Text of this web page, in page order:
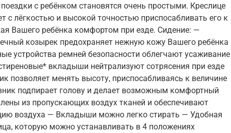
с ребёнком становятся очень простыми. Креслице
с лёгкостью и высокой точностью приспосабливать его к
Вашего ребёнка комфортом при езде. Сидение: —
козырек предохраняет нежную кожу Вашего ребёнка
устройства ремней безопасности облегчают усаживание
вкладыши нейтрализуют сотрясения при езде
позволяет менять высоту, приспосабливаясь к величине
подпирает голову и делает возможным комфортный
из пропускающих воздух тканей и обеспечивают
воздуха — Вкладыши можно легко стирать — Удобная
которую можно устанавливать в 4 положениях